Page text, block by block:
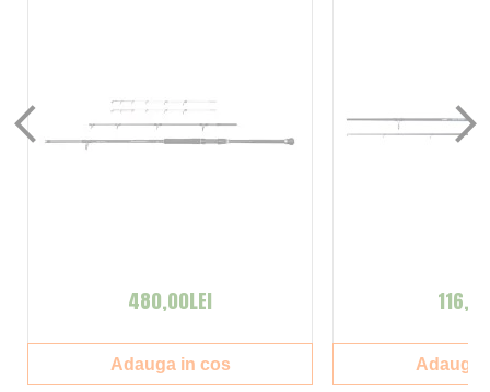
480,00LEI
Adauga in cos Adauga